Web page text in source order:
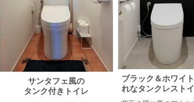
サンタフェ風の
タンク付きトイレ
ブラック＆ホワイ
れなタンクレ